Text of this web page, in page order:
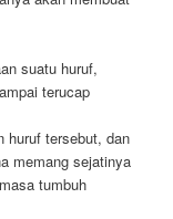
suatu huruf,
terucap
huruf tersebut, dan
memang sejatinya
tumbuh